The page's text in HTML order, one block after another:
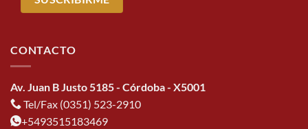
CONTACTO
Av. Juan B Justo 5185 - Córdoba - X5001
Tel/Fax (0351) 523-2910
+5493515183469